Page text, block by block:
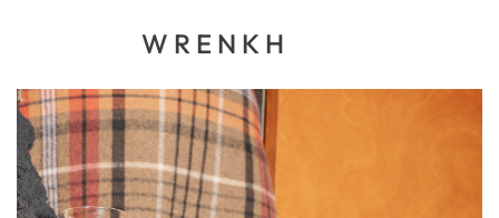
WRENKH